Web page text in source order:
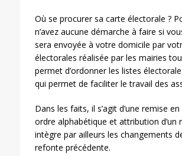
Où se procurer sa carte électorale ?
n’avez aucune démarche à faire si
sera envoyée à votre domicile par
électorales réalisée par les mairies
permet d’ordonner les listes
qui permet de faciliter le travail des
Dans les faits, il s’agit d’une remise
ordre alphabétique et attribution
intègre par ailleurs les changements
refonte précédente.